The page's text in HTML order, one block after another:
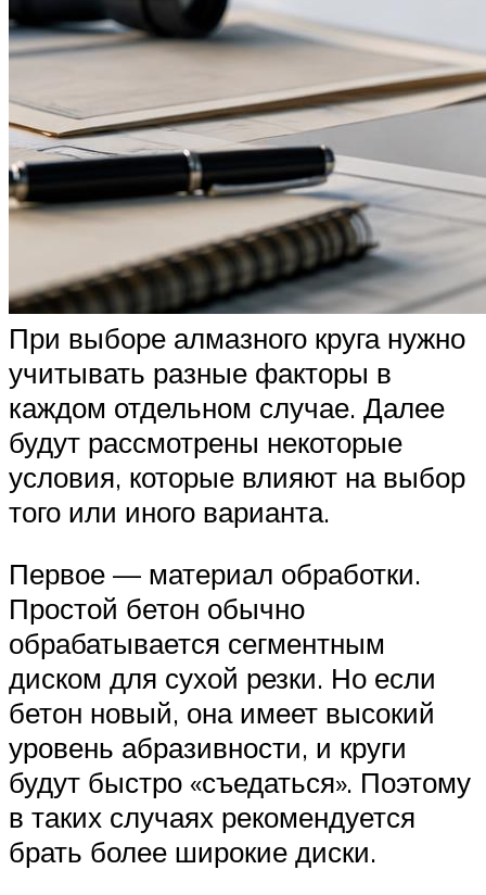
При выборе алмазного круга нужно
учитывать разные факторы в
каждом отдельном случае. Далее
будут рассмотрены некоторые
условия, которые влияют на выбор
того или иного варианта.
Первое — материал обработки.
Простой бетон обычно
обрабатывается сегментным
диском для сухой резки. Но если
бетон новый, она имеет высокий
уровень абразивности, и круги
будут быстро «съедаться». Поэтому
в таких случаях рекомендуется
брать более широкие диски.